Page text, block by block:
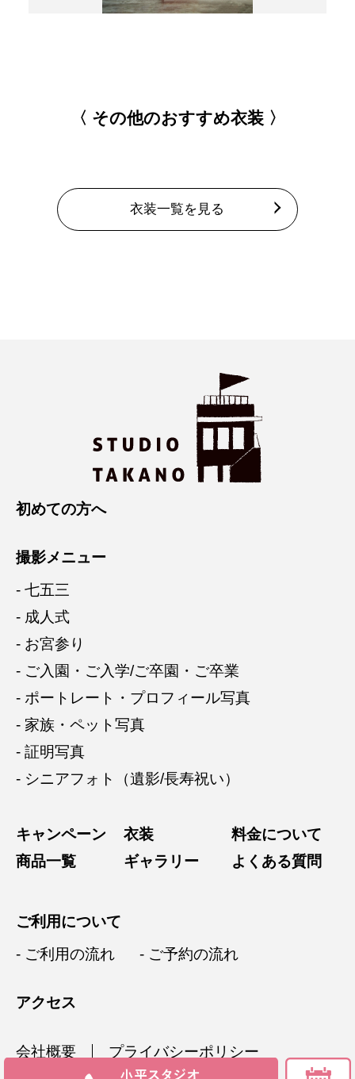
〈 その他のおすすめ衣装 〉
衣装一覧を見る
初めての方へ
撮影メニュー
- 七五三
- 成人式
- お宮参り
- ご入園・ご入学/ご卒園・ご卒業
- ポートレート・プロフィール写真
- 家族・ペット写真
- 証明写真
- シニアフォト（遺影/長寿祝い）
キャンペーン 衣装
料金について
商品一覧
ギャラリー よくある質問
ご利用について
- ご利用の流れ
- ご予約の流れ
アクセス
会社概要 プライバシーポリシー